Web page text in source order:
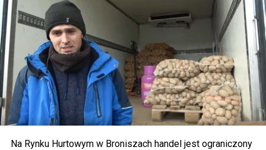
Na Rynku Hurtowym w Broniszach handel jest ograniczony